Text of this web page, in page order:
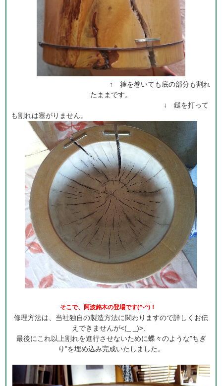
↑ 箍を巻いても底の部分も割れ
たままです。
↓ 鎹を打って
も割れは塞がりません。
そこで、阿波銘木の登場です(^-^)！
修理方法は、当社独自の製造方法に関わりますので詳しくお伝
えできませんが<(_ _)>、
最後にこれ以上割れを進行させないために蝶々のような”ちぎ
り”を埋め込み完成いたしました。